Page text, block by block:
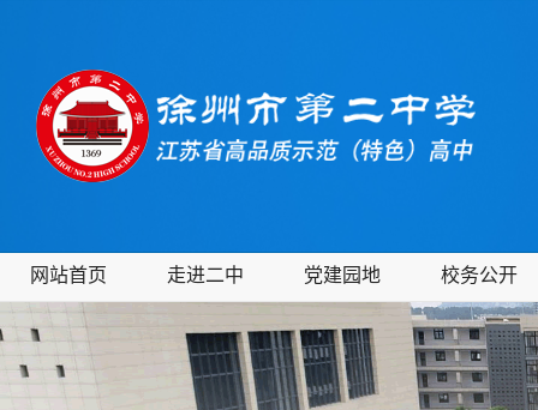
网站首页 走进二中 党建园地 校务公开